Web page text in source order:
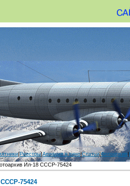
|Реестры|Авиация в кино|Статьи|Фотоархив|
Ил-18 СССР-75424
75424